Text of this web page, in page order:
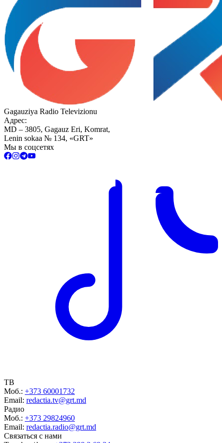
Gagauziya Radio Televizionu
Адрес:
MD – 3805, Gagauz Eri, Komrat,
Lenin sokaa № 134, «GRT»
Мы в соцсетях
ТВ
Моб.: +373 60001732
Email: redactia.tv@grt.md
Радио
Моб.: +373 29824960
Email: redactia.radio@grt.md
Связаться с нами